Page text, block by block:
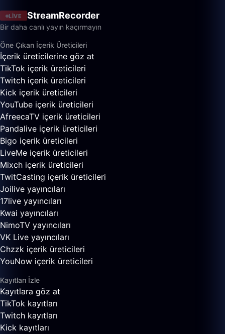
LIVE StreamRecorder
Bir daha canlı yayın kaçırmayın
Öne Çıkan İçerik Üreticileri
İçerik üreticilerine göz at
TikTok içerik üreticileri
Twitch içerik üreticileri
Kick içerik üreticileri
YouTube içerik üreticileri
AfreecaTV içerik üreticileri
Pandalive içerik üreticileri
Bigo içerik üreticileri
LiveMe içerik üreticileri
Mixch içerik üreticileri
TwitCasting içerik üreticileri
Joilive yayıncıları
17live yayıncıları
Kwai yayıncıları
NimoTV yayıncıları
VK Live yayıncıları
Chzzk içerik üreticileri
YouNow içerik üreticileri
Kayıtları İzle
Kayıtlara göz at
TikTok kayıtları
Twitch kayıtları
Kick kayıtları